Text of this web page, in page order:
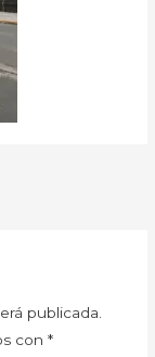
publicada.
con *